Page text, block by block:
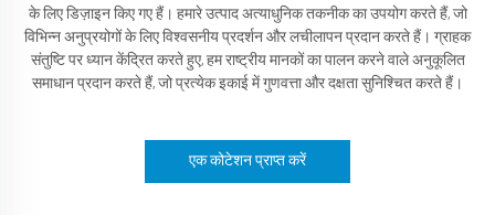
के लिए डिज़ाइन किए गए हैं। हमारे उत्पाद अत्याधुनिक तकनीक का उपयोग करते हैं, जो
विभिन्न अनुप्रयोगों के लिए विश्वसनीय प्रदर्शन और लचीलापन प्रदान करते हैं। ग्राहक
संतुष्टि पर ध्यान केंद्रित करते हुए, हम राष्ट्रीय मानकों का पालन करने वाले अनुकूलित
समाधान प्रदान करते हैं, जो प्रत्येक इकाई में गुणवत्ता और दक्षता सुनिश्चित करते हैं।
एक कोटेशन प्राप्त करें